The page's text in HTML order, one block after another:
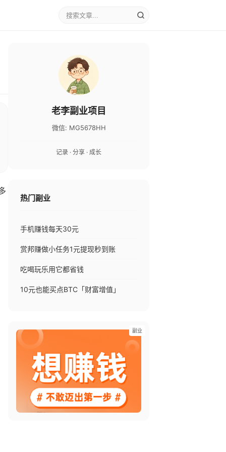
老李副业项目
微信: MG5678HH
记录 · 分享 · 成长
热门副业
手机赚钱每天30元
赏邦赚做小任务1元提现秒到账
吃喝玩乐用它都省钱
10元也能买点BTC「财富增值」
副业